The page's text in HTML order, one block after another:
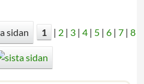
1 | 2 | 3 | 4 | 5 | 6 | 7 | 8